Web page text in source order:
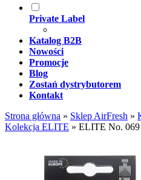
Private Label
Katalog B2B
Nowości
Promocje
Blog
Zostań dystrybutorem
Kontakt
Strona główna » Sklep AirFresh »
Kolekcja ELITE » ELITE No. 069